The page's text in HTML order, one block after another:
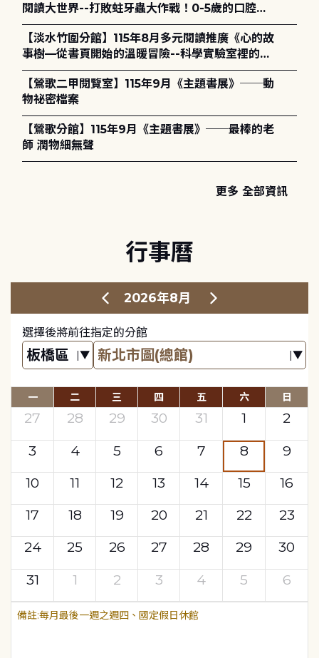
閱讀大世界--打敗蛀牙蟲大作戰！0-5歲的口腔照
護全攻略》
【淡水竹圍分館】115年8月多元閱讀推廣《心的故
事樹—從書頁開始的溫暖冒險--科學實驗室裡的放
電章魚》
【鶯歌二甲閱覽室】115年9月《主題書展》──動
物祕密檔案
【鶯歌分館】115年9月《主題書展》──最棒的老
師 潤物細無聲
更多 全部資訊
行事曆
2026年8月
選擇後將前往指定的分館
一 二 三 四 五 六 日
27 28 29 30 31 1
2
3
4 5 6 7 8
9
10
11 12 13 14 15
16
17
18 19 20 21 22
23
24
25 26 27 28 29
30
31
1 2 3 4 5 6
每月最後一週之週四、國定假日休館